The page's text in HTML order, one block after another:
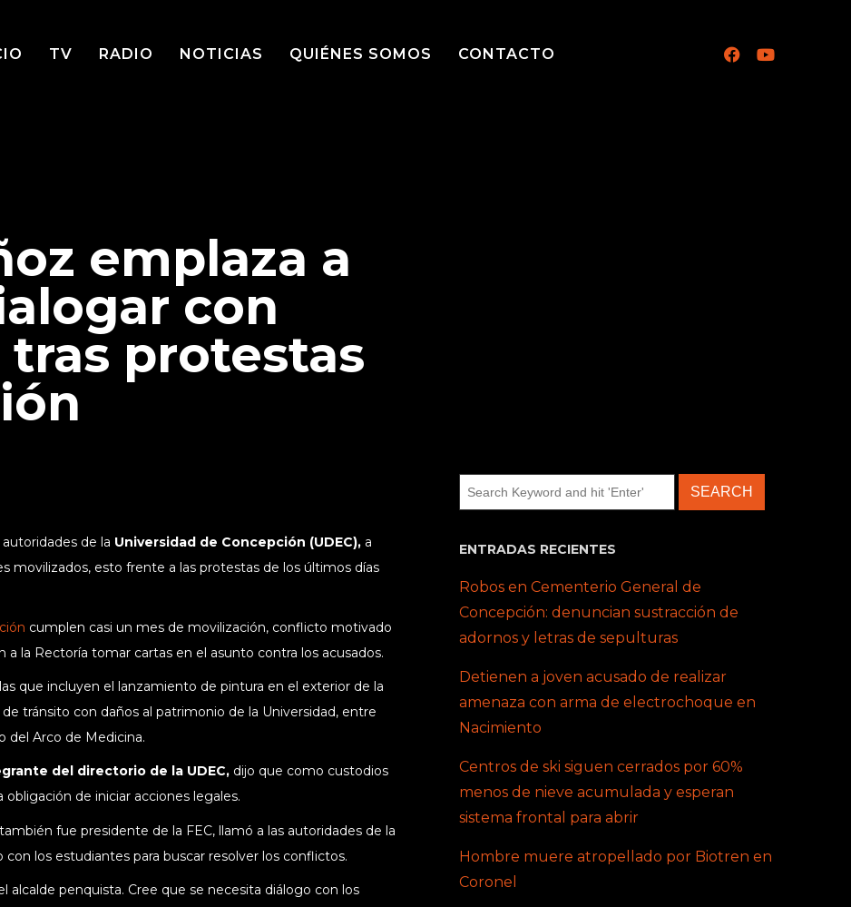
TV RADIO NOTICIAS QUIÉNES SOMOS CONTACTO
emplaza a
con
protestas
de la Universidad de Concepción (UDEC), a
movilizados, esto frente a las protestas de los últimos días
cumplen casi un mes de movilización, conflicto motivado
la Rectoría tomar cartas en el asunto contra los acusados.
que incluyen el lanzamiento de pintura en el exterior de la
tránsito con daños al patrimonio de la Universidad, entre
del Arco de Medicina.
del directorio de la UDEC, dijo que como custodios
de iniciar acciones legales.
fue presidente de la FEC, llamó a las autoridades de la
los estudiantes para buscar resolver los conflictos.
alcalde penquista. Cree que se necesita diálogo con los
ENTRADAS RECIENTES
Robos en Cementerio General de
Concepción: denuncian sustracción de
adornos y letras de sepulturas
Detienen a joven acusado de realizar
amenaza con arma de electrochoque en
Nacimiento
Centros de ski siguen cerrados por 60%
menos de nieve acumulada y esperan
sistema frontal para abrir
Hombre muere atropellado por Biotren en
Coronel